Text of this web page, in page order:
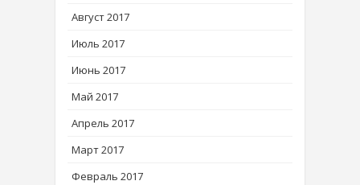
Август 2017
Июль 2017
Июнь 2017
Май 2017
Апрель 2017
Март 2017
Февраль 2017